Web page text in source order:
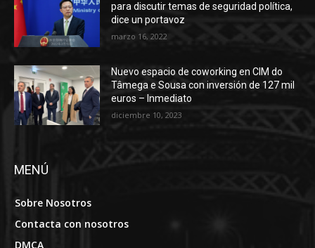
para discutir temas de seguridad política,
dice un portavoz
marzo 16, 2022
Nuevo espacio de coworking en CIM do
Tâmega e Sousa con inversión de 127 mil
euros – Inmediato
diciembre 10, 2023
MENÚ
Sobre Nosotros
Contacta con nosotros
DMCA